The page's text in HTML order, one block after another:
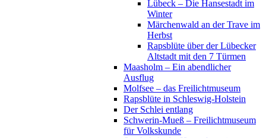
Lübeck – Die Hansestadt im
Winter
Märchenwald an der Trave im
Herbst
Rapsblüte über der Lübecker
Altstadt mit den 7 Türmen
Maasholm – Ein abendlicher
Ausflug
Molfsee – das Freilichtmuseum
Rapsblüte in Schleswig-Holstein
Der Schlei entlang
Schwerin-Mueß – Freilichtmuseum
für Volkskunde